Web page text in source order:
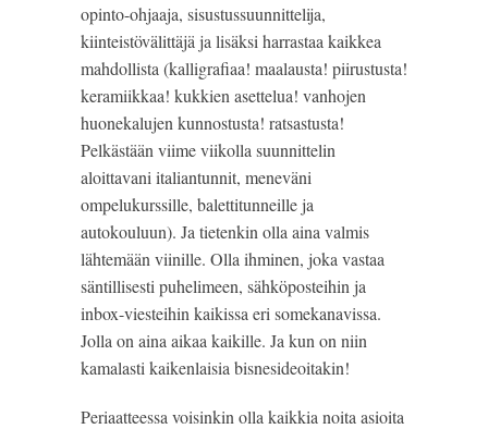
opinto-ohjaaja, sisustussuunnittelija,
kiinteistövälittäjä ja lisäksi harrastaa kaikkea
mahdollista (kalligrafiaa! maalausta! piirustusta!
keramiikkaa! kukkien asettelua! vanhojen
huonekalujen kunnostusta! ratsastusta!
Pelkästään viime viikolla suunnittelin
aloittavani italiantunnit, meneväni
ompelukurssille, balettitunneille ja
autokouluun). Ja tietenkin olla aina valmis
lähtemään viinille. Olla ihminen, joka vastaa
säntillisesti puhelimeen, sähköposteihin ja
inbox-viesteihin kaikissa eri somekanavissa.
Jolla on aina aikaa kaikille. Ja kun on niin
kamalasti kaikenlaisia bisnesideoitakin!
Periaatteessa voisinkin olla kaikkia noita asioita